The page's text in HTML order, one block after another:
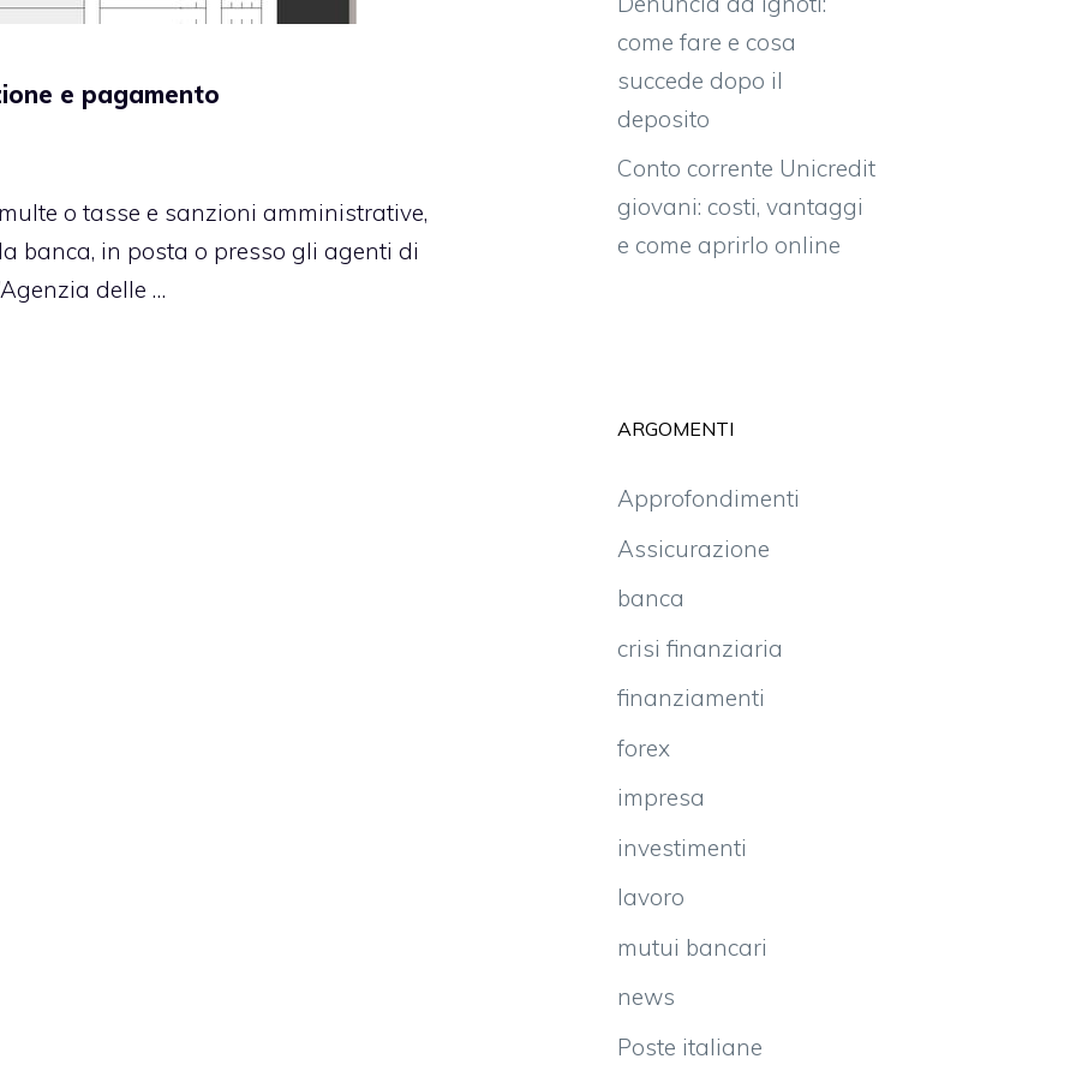
e pagamento
o tasse e sanzioni amministrative,
banca, in posta o presso gli agenti di
delle …
come fare e cosa
succede dopo il
deposito
Conto corrente Unicredit
giovani: costi, vantaggi
e come aprirlo online
ARGOMENTI
Approfondimenti
Assicurazione
banca
crisi finanziaria
finanziamenti
forex
impresa
investimenti
lavoro
mutui bancari
news
Poste italiane